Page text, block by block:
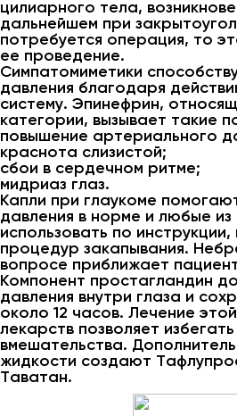
цилиарного тела,
дальнейшем при
потребуется операция, то
ее проведение.
Симпатомиметики
давления благодаря
систему. Эпинефрин,
категории, вызывает такие
повышение артериального
краснота слизистой;
сбои в сердечном ритме;
мидриаз глаз.
Капли при глаукоме
давления в норме и любые из
использовать по
процедур закапывания.
вопросе приближает
Компонент простагландин
давления внутри глаза и
около 12 часов. Лечение
лекарств позволяет
вмешательства.
жидкости создают
Таватан.